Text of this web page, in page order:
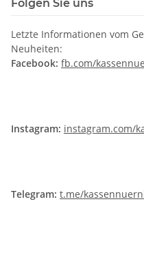
Folgen Sie uns
Letzte Informationen vom
Neuheiten:
Facebook: fb.com/
Instagram: instagram.com/
Telegram: t.me/